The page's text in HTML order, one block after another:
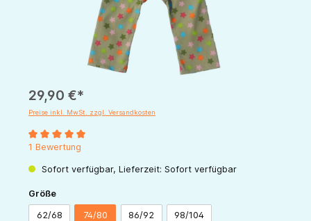
29,90 €*
Preise inkl. MwSt. zzgl. Versandkosten
Durchschnittliche Bewertung von 5 von 5 Sternen
1 Bewertung
Sofort verfügbar, Lieferzeit: Sofort verfügbar
Größeauswählen
62/68 74/80 86/92 98/104